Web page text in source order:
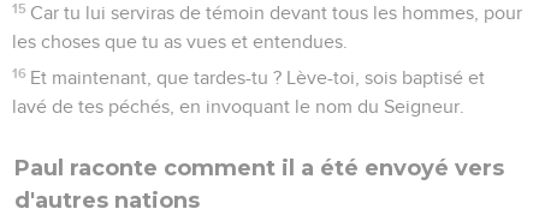
15 Car tu lui serviras de témoin devant tous les hommes, pour
les choses que tu as vues et entendues.
16 Et maintenant, que tardes-tu ? Lève-toi, sois baptisé et
lavé de tes péchés, en invoquant le nom du Seigneur.
Paul raconte comment il a été envoyé vers
d'autres nations